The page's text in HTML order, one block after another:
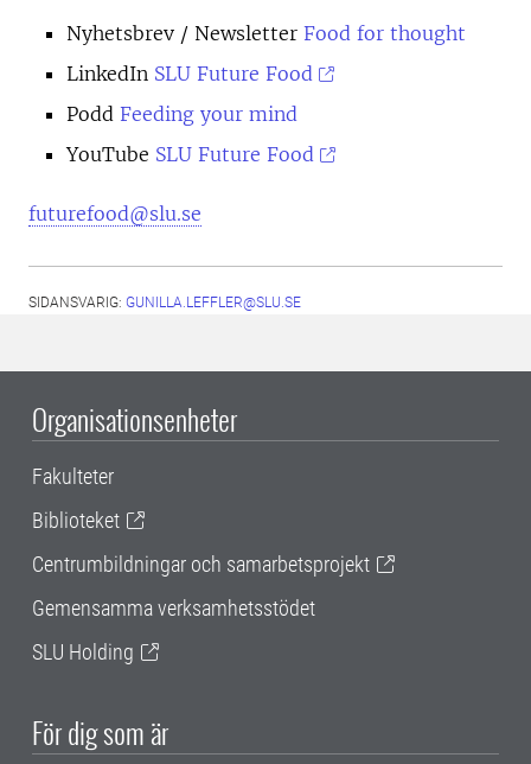
Nyhetsbrev / Newsletter Food for thought
LinkedIn SLU Future Food
Podd Feeding your mind
YouTube SLU Future Food
futurefood@slu.se
SIDANSVARIG: GUNILLA.LEFFLER@SLU.SE
Organisationsenheter
Fakulteter
Biblioteket
Centrumbildningar och samarbetsprojekt
Gemensamma verksamhetsstödet
SLU Holding
För dig som är